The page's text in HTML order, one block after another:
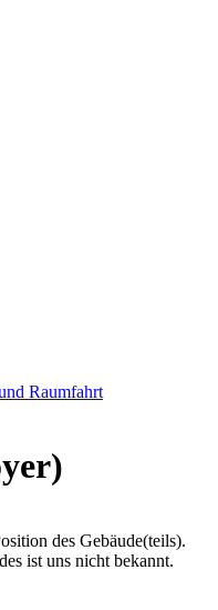
Raumfahrt
des Gebäude(teils).
ist uns nicht bekannt.